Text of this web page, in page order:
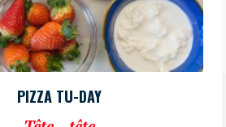
PIZZA TU-DAY